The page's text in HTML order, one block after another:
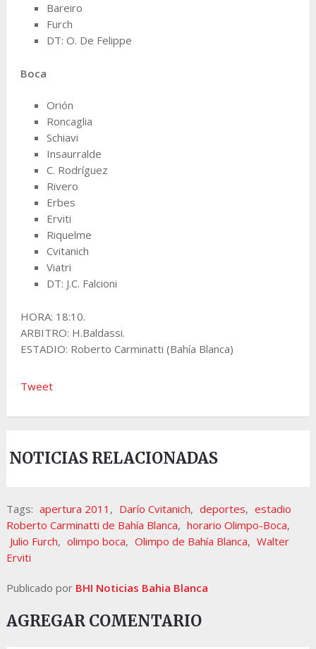
Bareiro
Furch
DT: O. De Felippe
Boca
Orión
Roncaglia
Schiavi
Insaurralde
C. Rodríguez
Rivero
Erbes
Erviti
Riquelme
Cvitanich
Viatri
DT: J.C. Falcioni
HORA: 18:10.
ARBITRO: H.Baldassi.
ESTADIO: Roberto Carminatti (Bahía Blanca)
Tweet
NOTICIAS RELACIONADAS
Tags: apertura 2011 , Darío Cvitanich, deportes, estadio
Roberto Carminatti de Bahía Blanca, horario Olimpo-Boca,
Julio Furch, olimpo boca, Olimpo de Bahía Blanca, Walter
Erviti
Publicado por BHI Noticias Bahia Blanca
AGREGAR COMENTARIO